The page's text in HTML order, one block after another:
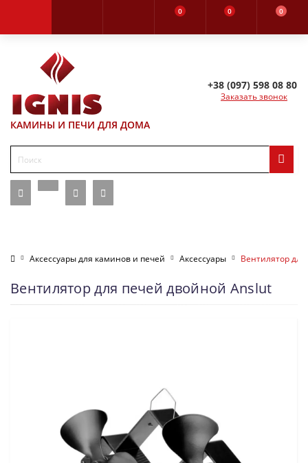
0 0 0
КАМИНЫ И ПЕЧИ ДЛЯ ДОМА
+38 (097) 598 08 80
Заказать звонок
Аксессуары для каминов и печей Аксессуары Вентилятор
Вентилятор для печей двойной Anslut